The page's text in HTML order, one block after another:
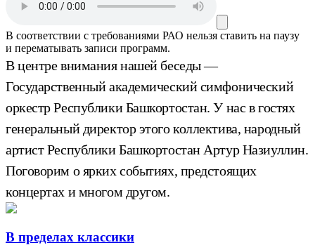
В соответствии с требованиями РАО нельзя ставить на паузу
и перематывать записи программ.
В центре внимания нашей беседы —
Государственный академический симфонический
оркестр Республики Башкортостан. У нас в гостях
генеральный директор этого коллектива, народный
артист Республики Башкортостан Артур Назиуллин.
Поговорим о ярких событиях, предстоящих
концертах и многом другом.
В пределах классики